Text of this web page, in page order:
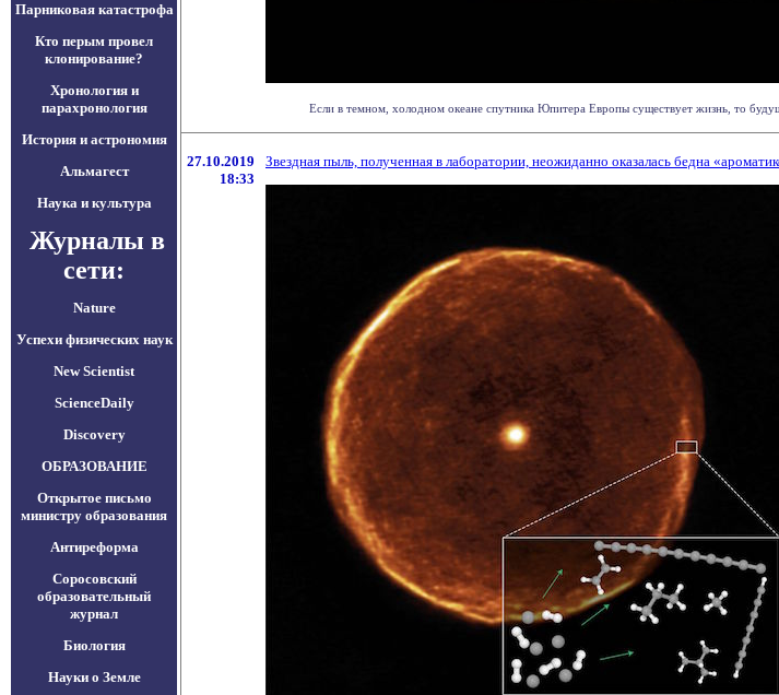
Парниковая катастрофа
Кто перым провел
клонирование?
Хронология и
парахронология
История и астрономия
Альмагест
Наука и культура
Журналы в
сети:
Nature
Успехи физических наук
New Scientist
ScienceDaily
Discovery
ОБРАЗОВАНИЕ
Открытое письмо
министру образования
Антиреформа
Соросовский
образовательный
журнал
Биология
Науки о Земле
Если в темном, холодном океане спутника Юпитера Европы существует жизнь, то
27.10.2019
18:33
Звездная пыль, полученная в лаборатории, неожиданно оказалась бедна